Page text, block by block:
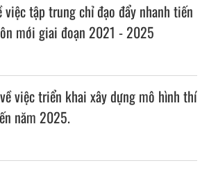
tập trung chỉ đạo đẩy nhanh tiến
mới giai đoạn 2021 - 2025
việc triển khai xây dựng mô hình thí
năm 2025.